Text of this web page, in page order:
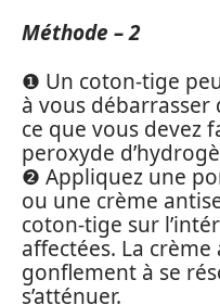
Méthode – 2
❶ Un coton-tige
à vous débarrasser
ce que vous devez
peroxyde
❷ Appliquez une
ou une crème
coton-tige sur
affectées. La
gonflement à se
s’atténuer.